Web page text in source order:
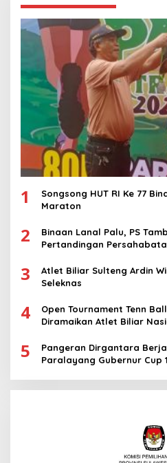
1
Songsong HUT RI Ke 77
Maraton
2
Binaan Lanal Palu, PS
Pertandingan
3
Atlet Biliar Sulteng Ardin
Seleknas
4
Open Tournament Tenn
Diramaikan Atlet Biliar
5
Pangeran Dirgantara
Paralayang Gubernur Cup